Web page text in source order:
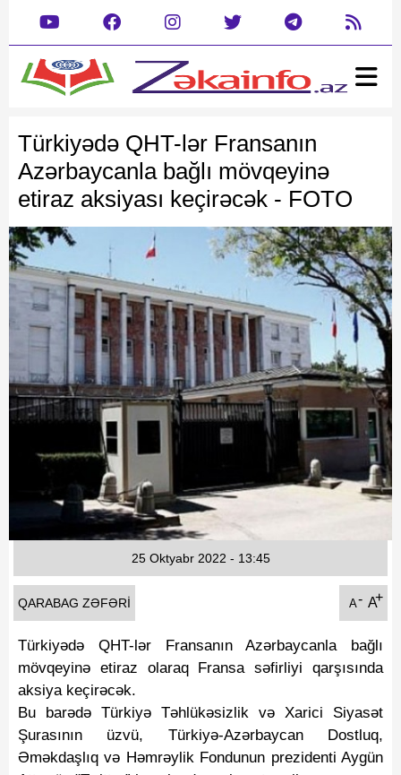
Gündəm
Rəsmi
Mədəniyyət
Hadisə
Yazarlar
Dəyərlərimizin kreativ tanıtımı
Dünya
Müsahibə
Şou biznes
Maraqlı
Fotoqaleriya
Türkiyədə QHT-lər Fransanın
Azərbaycanla bağlı mövqeyinə
etiraz aksiyası keçirəcək - FOTO
QARABAG ZƏFƏRI A- A+
25 Oktyabr 2022 - 13:45
Türkiyədə QHT-lər Fransanın Azərbaycanla bağlı
mövqeyinə etiraz olaraq Fransa səfirliyi qarşısında
aksiya keçirəcək.
Bu barədə Türkiyə Təhlükəsizlik və Xarici Siyasət
Şurasının üzvü, Türkiyə-Azərbaycan Dostluq,
Əməkdaşlıq və Həmrəylik Fondunun prezidenti Aygün